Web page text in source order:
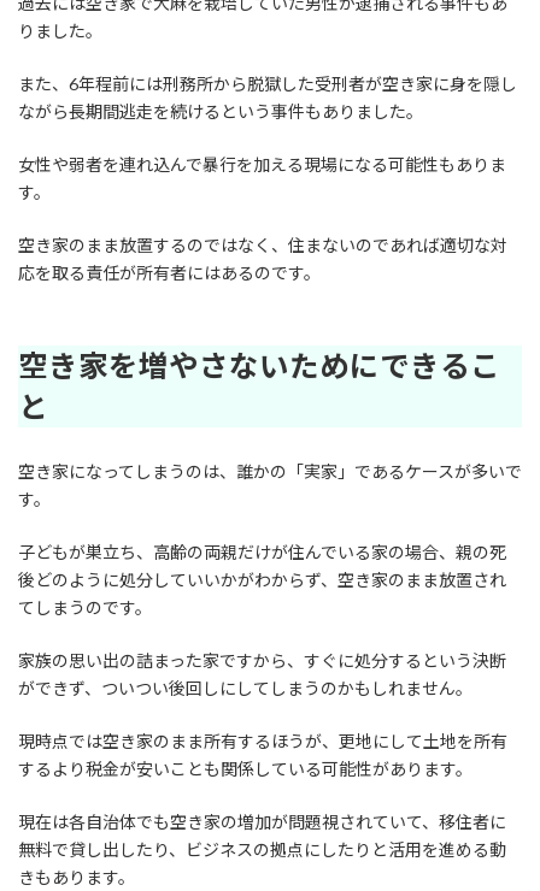
りました。
また、6年程前には刑務所から脱獄した受刑者が空き家に身を隠し
ながら長期間逃走を続けるという事件もありました。
女性や弱者を連れ込んで暴行を加える現場になる可能性もありま
す。
空き家のまま放置するのではなく、住まないのであれば適切な対
応を取る責任が所有者にはあるのです。
空き家を増やさないためにできるこ
と
空き家になってしまうのは、誰かの「実家」であるケースが多いで
す。
子どもが巣立ち、高齢の両親だけが住んでいる家の場合、親の死
後どのように処分していいかがわからず、空き家のまま放置され
てしまうのです。
家族の思い出の詰まった家ですから、すぐに処分するという決断
ができず、ついつい後回しにしてしまうのかもしれません。
現時点では空き家のまま所有するほうが、更地にして土地を所有
するより税金が安いことも関係している可能性があります。
現在は各自治体でも空き家の増加が問題視されていて、移住者に
無料で貸し出したり、ビジネスの拠点にしたりと活用を進める動
きもあります。